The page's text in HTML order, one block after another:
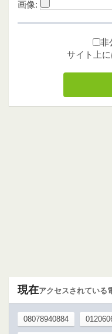
画像:
非
サイト上
現在アクセスされている
08078940884